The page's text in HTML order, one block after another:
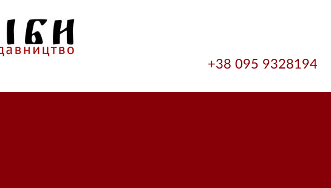
+38 095 9328194